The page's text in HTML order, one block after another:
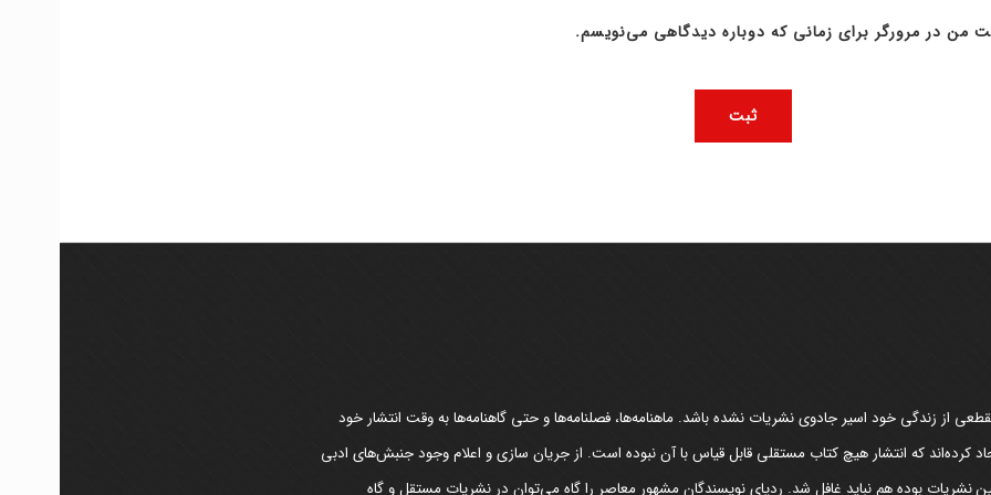
من در مرورگر برای زمانی که دوباره دیدگاهی می‌نویسم.
از زندگی خود اسیر جادوی نشریات نشده باشد. ماهنامه‌ها، فصلنامه‌ها و حتی گاهنامه‌ها به وقت انتشار خود
کرده‌اند که انتشار هیچ کتاب مستقلی قابل قیاس با آن نبوده است. از جریان سازی و اعلام وجود جنبش‌های ادبی
نشریات بوده هم نباید غافل شد. ردپای نویسندگان مشهور معاصر را گاه می‌توان در نشریات مستقل و گاه